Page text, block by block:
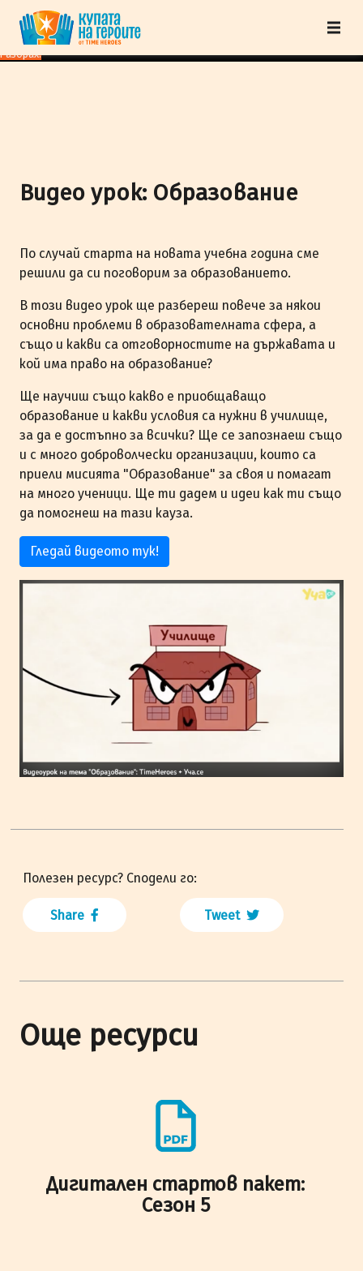
"Купата на героите" от TimeHeroes ползва cookies, за да осигурим по-
добро представяне на сайта и да подобрим Вашето преживяване.Научи
повече
Разбрах!
Видео урок: Образование
По случай старта на новата учебна година сме
решили да си поговорим за образованието.
В този видео урок ще разбереш повече за някои
основни проблеми в образователната сфера, а
също и какви са отговорностите на държавата и
кой има право на образование?
Ще научиш също какво е приобщаващо
образование и какви условия са нужни в училище,
за да е достъпно за всички? Ще се запознаеш също
и с много доброволчески организации, които са
приели мисията "Образование" за своя и помагат
на много ученици. Ще ти дадем и идеи как ти също
да помогнеш на тази кауза.
Гледай видеото тук!
Полезен ресурс? Сподели го:
Share Tweet
Още ресурси
Дигитален стартов пакет:
Сезон 5